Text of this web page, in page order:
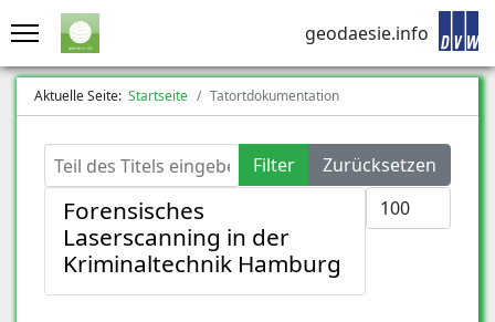
geodaesie.info
Aktuelle Seite: Startseite Tatortdokumentation
Teil des Titels eingeben Filter
Zurücksetzen
Anzeige #
Forensisches
Laserscanning in der
Kriminaltechnik Hamburg